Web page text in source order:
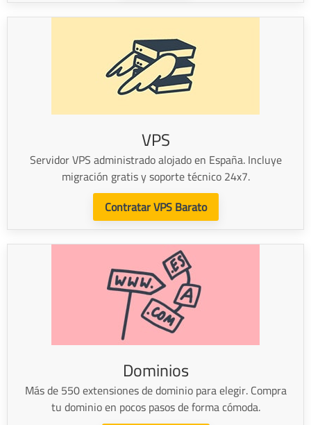
VPS
Servidor VPS administrado alojado en España. Incluye
migración gratis y soporte técnico 24x7.
Contratar VPS Barato
Dominios
Más de 550 extensiones de dominio para elegir. Compra
tu dominio en pocos pasos de forma cómoda.